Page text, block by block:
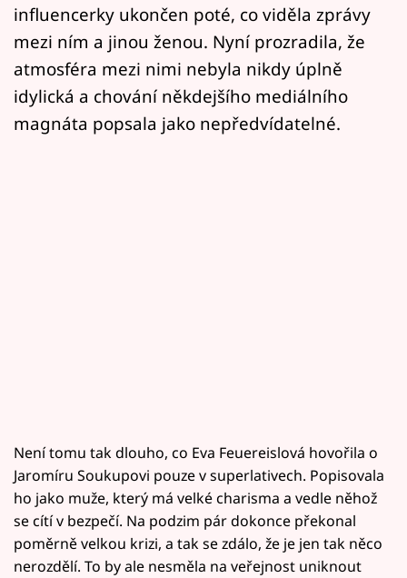
influencerky ukončen poté, co viděla zprávy
mezi ním a jinou ženou. Nyní prozradila, že
atmosféra mezi nimi nebyla nikdy úplně
idylická a chování někdejšího mediálního
magnáta popsala jako nepředvídatelné.
Není tomu tak dlouho, co Eva Feuereislová hovořila o
Jaromíru Soukupovi pouze v superlativech. Popisovala
ho jako muže, který má velké charisma a vedle něhož
se cítí v bezpečí. Na podzim pár dokonce překonal
poměrně velkou krizi, a tak se zdálo, že je jen tak něco
nerozdělí. To by ale nesměla na veřejnost uniknout